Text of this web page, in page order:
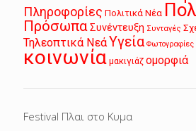
Πληροφορίες Πολιτικά Νέα
ΠρόσωπαΣυνέντευξη Συνταγές
Τηλεοπτικά ΝεάΥγεία Φωτογραφίες
κοινωνία μακιγιάζ ομορφιά
Festival Πλαι στο Κυμα